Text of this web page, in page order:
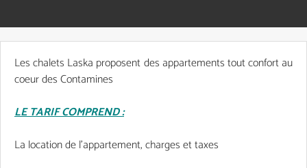
Les chalets Laska proposent des appartements tout confort au
coeur des Contamines
LE TARIF COMPREND :
La location de l'appartement, charges et taxes